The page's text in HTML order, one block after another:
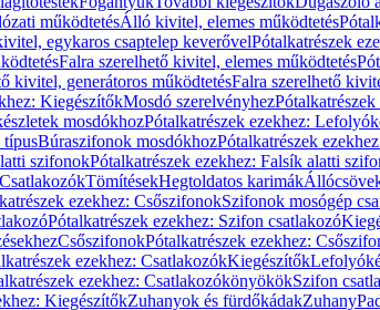
működtetésÁlló kivitel, elemes működtetés
egykaros csaptelep keverővelPótalkatrészek
Falra szerelhető kivitel, elemes működtetés
kivitel, generátoros működtetésFalra szerelhető
KiegészítőkMosdó szerelvényhez
mosdókhozPótalkatrészek ezekhez:
típusBúraszifonok mosdókhozPótalkatrészek
szifonokPótalkatrészek ezekhez: Falsík alatti
TömítésekHegtoldatos karimák
ezekhez: CsőszifonokSzifonok mosógép
Pótalkatrészek ezekhez: Szifon csatlakozó
CsőszifonokPótalkatrészek ezekhez:
ezekhez: CsatlakozókKiegészítők
ezekhez: CsatlakozókönyökökSzifon
KiegészítőkZuhanyok és fürdőkádakZuhany